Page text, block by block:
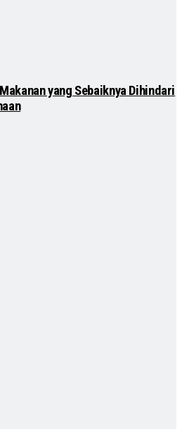
yang Sebaiknya Dihindari